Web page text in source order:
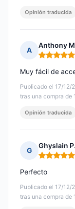
Opinión traducida
A
Anthony
Nota: 5 de 5
Publicado el 17/12/
tras una compra de
Muy fácil de
Opinión traducida
G
Ghyslain P.
Nota: 5 de 5
Publicado el 17/12/
tras una compra de
Perfecto